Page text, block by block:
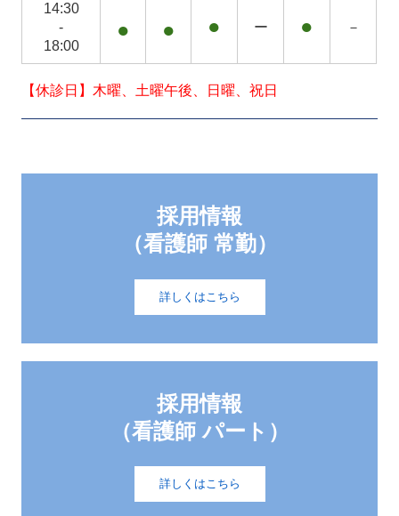
14:30
-
18:00
● ● ● ー ● －
【休診日】木曜、土曜午後、日曜、祝日
採用情報
（看護師 常勤）
詳しくはこちら
採用情報
（看護師 パート）
詳しくはこちら